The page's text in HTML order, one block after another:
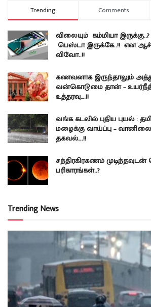
Trending Comments
விலையும் கம்மியா
பெஸ்டா இருக்கே..!! என
விவோ..!!
கணவனாக இருந்தாலும்
வன்கொடுமை தான் –
உத்தரவு….!!
வங்க கடலில் புதிய புயல் :
மழைக்கு வாய்ப்பு –
தகவல்….!!
சந்திரகிரகணம்
பரிகாரங்கள்..?
Trending News